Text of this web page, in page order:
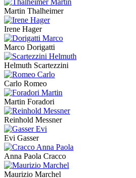
Martin Thalheimer
Irene Hager
Marco Dorigatti
Helmuth Scartezzini
Carlo Romeo
Martin Foradori
Reinhold Messner
Evi Gasser
Anna Paola Cracco
Maurizio Marchel